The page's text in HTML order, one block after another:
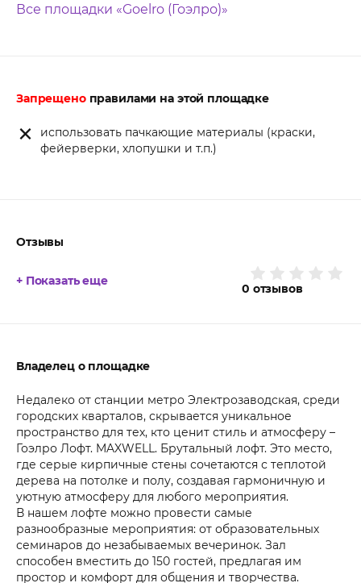
Все площадки «Goelro (Гоэлро)»
Запрещеноправилами на этой площадке
использовать пачкающие материалы (краски,
фейерверки, хлопушки и т.п.)
Отзывы
0 отзывов
+ Показать еще
Владелец о площадке
Недалеко от станции метро Электрозаводская, среди
городских кварталов, скрывается уникальное
пространство для тех, кто ценит стиль и атмосферу –
Гоэлро Лофт. MAXWELL. Брутальный лофт. Это место,
где серые кирпичные стены сочетаются с теплотой
дерева на потолке и полу, создавая гармоничную и
уютную атмосферу для любого мероприятия.
В нашем лофте можно провести самые
разнообразные мероприятия: от образовательных
семинаров до незабываемых вечеринок. Зал
способен вместить до 150 гостей, предлагая им
простор и комфорт для общения и творчества.